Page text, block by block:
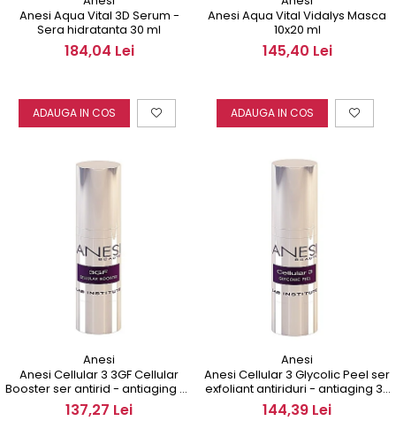
Anesi Aqua Vital 3D Serum -
Sera hidratanta 30 ml
184,04 Lei
ADAUGA IN COS
Anesi Aqua Vital Vidalys Masca
10x20 ml
145,40 Lei
ADAUGA IN COS
Anesi
Anesi Cellular 3 3GF Cellular
Booster ser antirid - antiaging 30
ml
137,27 Lei
Anesi
Anesi Cellular 3 Glycolic Peel ser
exfoliant antiriduri - antiaging 30
ml
144,39 Lei